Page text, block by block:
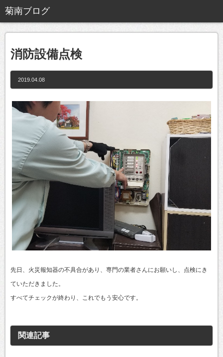
消防設備点検
2019.04.08
先日、火災報知器の不具合があり、専門の業者さんにお願いし、点検にき
ていただきました。
すべてチェックが終わり、これでもう安心です。
関連記事